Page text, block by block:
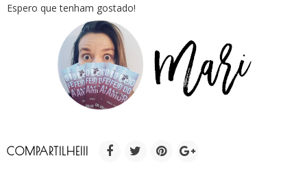
Espero que tenham gostado!
COMPARTILHE!!!